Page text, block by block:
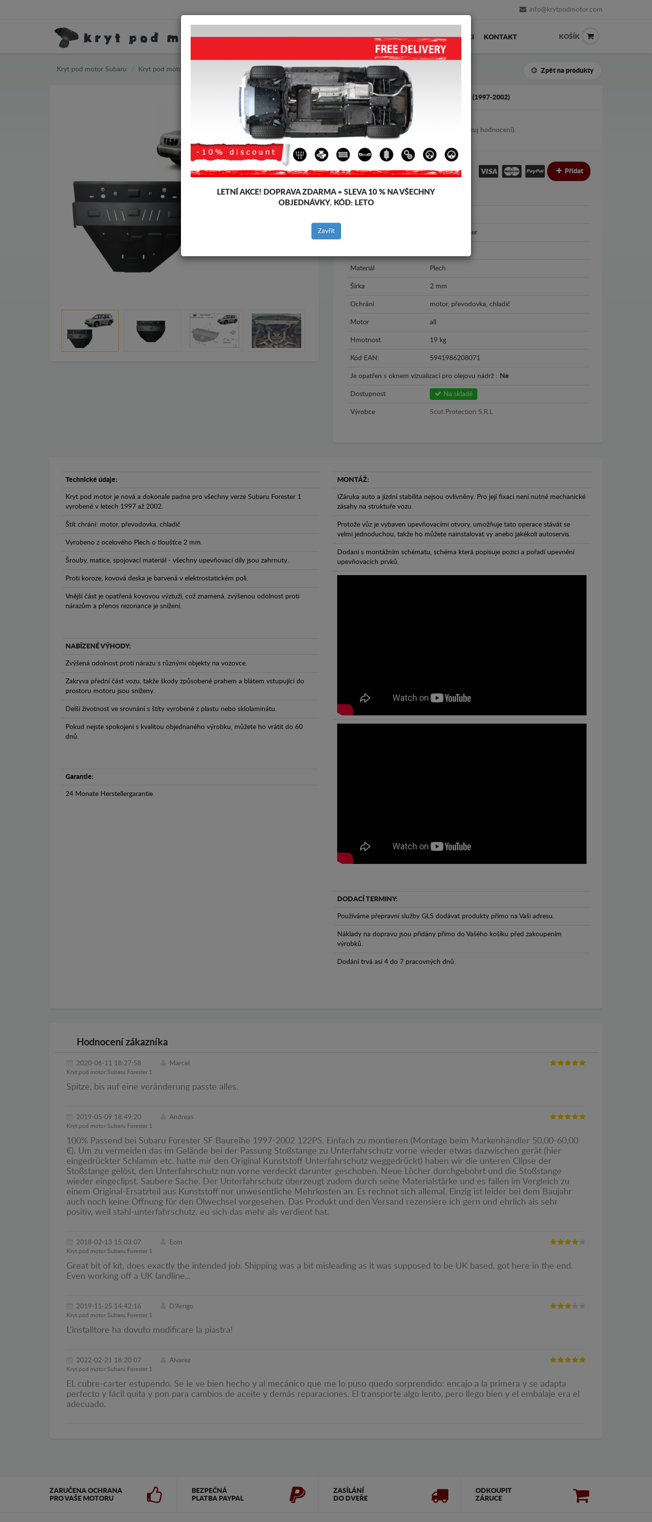
info@krytpodmotor.com
KRYT POD MOTOR HOME DOPRAVA FEEDBACK PRODEJCI KONTAKT KOŠÍK
Kryt pod motor Subaru Kryt pod motor Subaru Forester Zpět na produkty
KRYT POD MOTOR SUBARU FORESTER 1 (1997-2002)
4.30 out of5stars based on Ukazuj hodnocení).
Kód výrobku: 24.149
179 €
172€ Přídat
Subaru Forester
Materiál Plech
Šírka 2 mm
Ochrání motor, převodovka, chladič
Motor all
Hmotnost 19 kg
Kód EAN: 5941986208071
Je opatřen s oknem vizualizací pro olejovu nádrž : Ne
Dostupnost Na skladě
Výrobce Scut Protection S.R.L
Technické údaje:
Kryt pod motor je nová a dokonale padne pro všechny verze Subaru Forester 1
vyrobené v letech 1997 až 2002.
Štít chrání: motor, převodovka, chladič
Vyrobeno z ocelového Plech o tloušťce 2 mm.
Šrouby, matice, spojovací materiál - všechny upevňovací díly jsou zahrnuty.
Proti koroze, kovová deska je barvená v elektrostatickém poli.
Vnější část je opatřená kovovou výztuží, což znamená, zvýšenou odolnost proti
nárazům a přenos rezonance je snížení.
NABÍZENÉ VÝHODY:
Zvýšená odolnost proti nárazu s různými objekty na vozovce.
Zakryva přední část vozu, takže škody způsobené prahem a blátem vstupující do
prostoru motoru jsou sníženy.
Delší životnost ve srovnání s štíty vyrobené z plastu nebo sklolaminátu.
Pokud nejste spokojeni s kvalitou objednaného výrobku, můžete ho vrátit do 60
dnů.
Garantie:
24 Monate Herstellergarantie.
MONTÁŽ:
IZáruka auto a jízdní stabilita nejsou ovlivněny. Pro její fixaci není nutné mechanické
zásahy na struktuře vozu.
Protože vůz je vybaven upevňovacími otvory, umožňuje tato operace stávát se
velmi jednoduchou, takže ho můžete nainstalovat vy anebo jakékoli autoservis.
Dodaní s montážním schématu, schéma která popisuje pozici a pořadí upevnění
upevňovacích prvků.
DODACÍ TERMINY:
Používáme přepravní služby GLS dodávat produkty přímo na Vaši adresu.
Náklady na dopravu jsou přidány přímo do Vašého košíku před zakoupením
výrobků.
Dodání trvá asi 4 do 7 pracovných dnů.
Hodnocení zákazníka
2020-06-11 18:27:58 Marcel
Kryt pod motor Subaru Forester 1
Spitze, bis auf eine veränderung passte alles.
2019-05-09 18:49:20 Andreas
Kryt pod motor Subaru Forester 1
100% Passend bei Subaru Forester SF Baureihe 1997-2002 122PS. Einfach zu montieren (Montage beim Markenhändler 50,00-60,00
€). Um zu vermeiden das im Gelände bei der Passung Stoßstange zu Unterfahrschutz vorne wieder etwas dazwischen gerät (hier
eingedrückter Schlamm etc. hatte mir den Original Kunststoff Unterfahrschutz weggedrückt) haben wir die unteren Clipse der
Stoßstange gelöst, den Unterfahrschutz nun vorne verdeckt darunter geschoben. Neue Löcher durchgebohrt und die Stoßstange
wieder eingeclipst. Saubere Sache. Der Unterfahrschutz überzeugt zudem durch seine Materialstärke und es fallen im Vergleich zu
einem Original-Ersatzteil aus Kunststoff nur unwesentliche Mehrkosten an. Es rechnet sich allemal. Einzig ist leider bei dem Baujahr
auch noch keine Öffnung für den Ölwechsel vorgesehen. Das Produkt und den Versand rezensiere ich gern und ehrlich als sehr
positiv, weil stahl-unterfahrschutz. eu sich das mehr als verdient hat.
2018-02-13 15:03:07 Eoin
Kryt pod motor Subaru Forester 1
Great bit of kit, does exactly the intended job. Shipping was a bit misleading as it was supposed to be UK based, got here in the end.
Even working off a UK landline...
2019-11-25 14:42:16 D'Arrigo
Kryt pod motor Subaru Forester 1
L’installtore ha dovuto modificare la piastra!
2022-02-21 18:20:07 Alvarez
Kryt pod motor Subaru Forester 1
EL cubre-carter estupendo. Se le ve bien hecho y al mecánico que me lo puso quedo sorprendido: encajo a la primera y se adapta
perfecto y fácil quita y pon para cambios de aceite y demás reparaciones. El transporte algo lento, pero llego bien y el embalaje era el
adecuado.
ZARUČENA OCHRANA
PRO VAŠE MOTORU
BEZPEČNÁ
PLATBA PAYPAL
ZASÍLÁNÍ
DO DVEŘE
ODKOUPIT
ZÁRUCE
LETNÍ AKCE! DOPRAVA ZDARMA + SLEVA 10 % NA VŠECHNY
OBJEDNÁVKY. KÓD: LETO
Zavřít